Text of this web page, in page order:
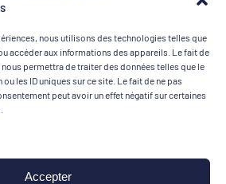
nous utilisons des technologies telles que
accéder aux informations des appareils. Le fait de
permettra de traiter des données telles que le
les ID uniques sur ce site. Le fait de ne pas
peut avoir un effet négatif sur certaines
Accepter
Contact
DE PAIEMENT